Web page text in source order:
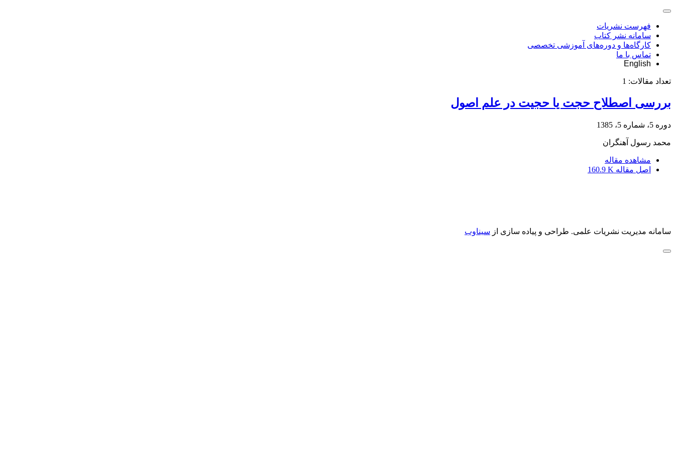
فهرست نشریات
سامانه نشر کتاب
کارگاه‌ها و دوره‌های آموزشی تخصصی
تماس با ما
English
تعداد مقالات: 1
‌بررسی اصطلاح حجت یا حجیت در علم اصول
دوره 5، شماره 5، 1385
محمد رسول آهنگران
مشاهده مقاله
اصل مقاله 160.9 K
سامانه مدیریت نشریات علمی. طراحی و پیاده سازی از سیناوب